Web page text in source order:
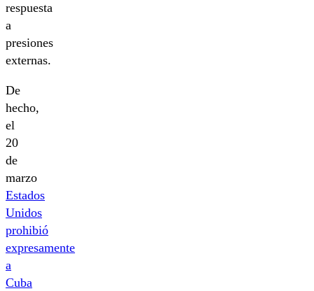
respuesta
a
presiones
externas.
De
hecho,
el
20
de
marzo
Estados
Unidos
prohibió
expresamente
a
Cuba